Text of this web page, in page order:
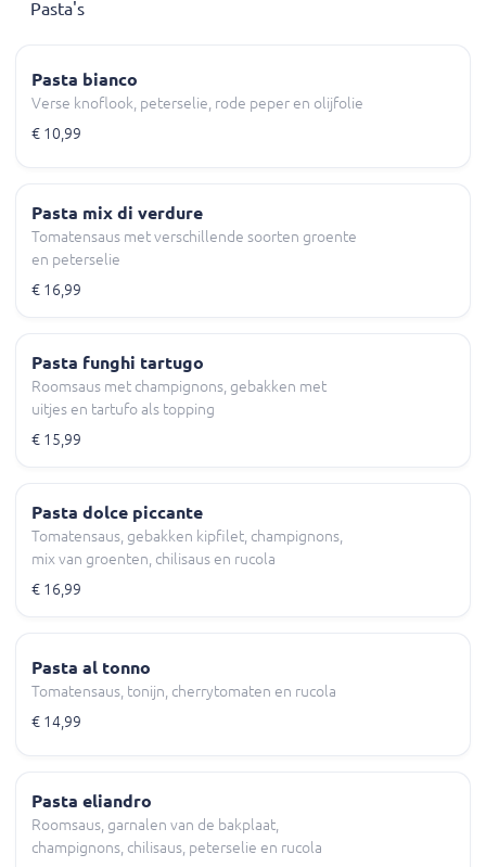
Pasta's
Pasta bianco
Verse knoflook, peterselie, rode peper en olijfolie
€ 10,99
Pasta mix di verdure
Tomatensaus met verschillende soorten groente
en peterselie
€ 16,99
Pasta funghi tartugo
Roomsaus met champignons, gebakken met
uitjes en tartufo als topping
€ 15,99
Pasta dolce piccante
Tomatensaus, gebakken kipfilet, champignons,
mix van groenten, chilisaus en rucola
€ 16,99
Pasta al tonno
Tomatensaus, tonijn, cherrytomaten en rucola
€ 14,99
Pasta eliandro
Roomsaus, garnalen van de bakplaat,
champignons, chilisaus, peterselie en rucola